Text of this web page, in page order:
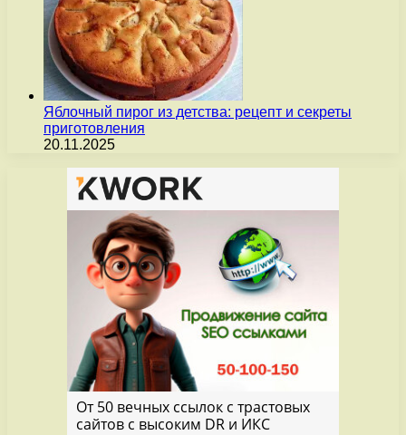
Яблочный пирог из детства: рецепт и секреты
приготовления
20.11.2025